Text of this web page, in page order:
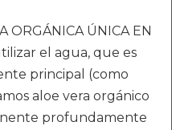
ORGÁNICA ÚNICA EN
el agua, que es
principal (como
aloe vera orgánico
profundamente